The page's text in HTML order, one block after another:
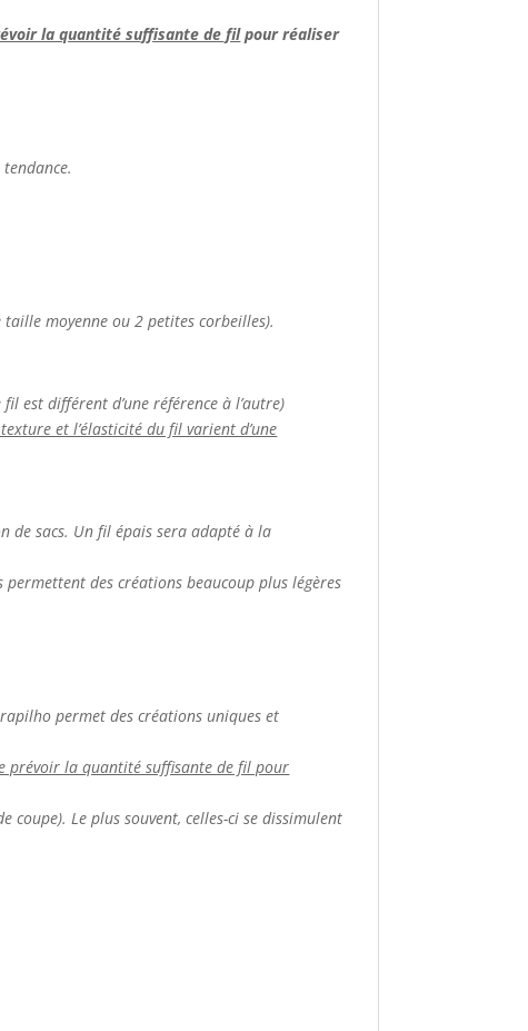
la quantité suffisante de filpour réaliser
moyenne ou 2 petites corbeilles).
est différent d’une référence à l’autre)
et l’élasticité du fil varient d’une
de sacs. Un fil épais sera adapté à la
des créations beaucoup plus légères
permet des créations uniques et
prévoir la quantité suffisante de fil pour
Le plus souvent, celles-ci se dissimulent